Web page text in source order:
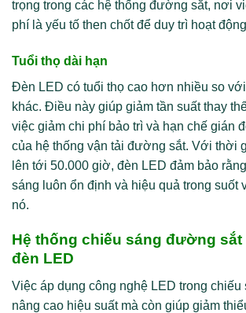
trọng trong các hệ thống đường sắt, nơi
phí là yếu tố then chốt để duy trì hoạt
Tuổi thọ dài hạn
Đèn LED có tuổi thọ cao hơn nhiều so
khác. Điều này giúp giảm tần suất thay
việc giảm chi phí bảo trì và hạn chế gián
của hệ thống vận tải đường sắt. Với thời
lên tới 50.000 giờ, đèn LED đảm bảo
sáng luôn ổn định và hiệu quả trong suốt
nó.
Hệ thống chiếu sáng đường
đèn LED
Việc áp dụng công nghệ LED trong chiếu
nâng cao hiệu suất mà còn giúp giảm